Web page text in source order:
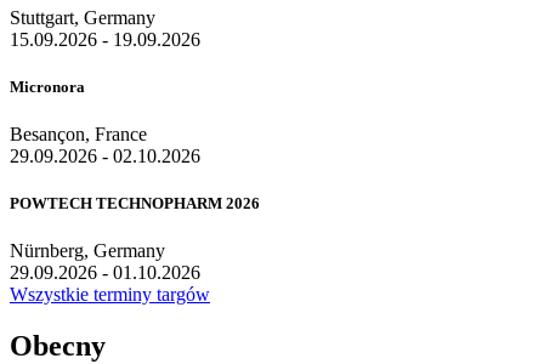
Stuttgart, Germany
15.09.2026 - 19.09.2026
Micronora
Besançon, France
29.09.2026 - 02.10.2026
POWTECH TECHNOPHARM 2026
Nürnberg, Germany
29.09.2026 - 01.10.2026
Wszystkie terminy targów
Obecny